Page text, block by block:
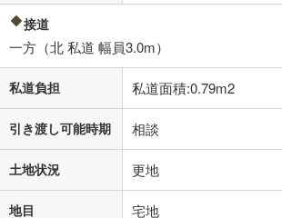
接道
一方（北 私道 幅員3.0m）
私道負担 私道面積:0.79m2
引き渡し可能時期 相談
土地状況 更地
地目 宅地